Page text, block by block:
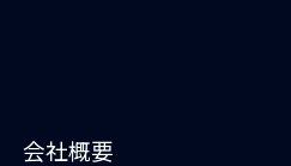
会社概要